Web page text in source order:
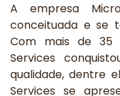
A empresa
conceituada e se
Com mais de 35
Services
qualidade, dentre
Services se